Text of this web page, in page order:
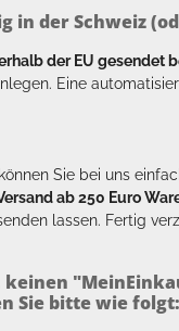
in der Schweiz
der EU gesendet
Eine
Sie bei uns
ab 250 Euro
lassen. Fertig
Sie bitte wie folgt: